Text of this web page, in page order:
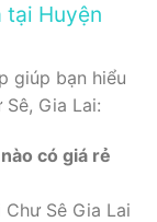
tại Huyện
giúp bạn hiểu
Gia Lai:
có giá rẻ
Sê Gia Lai